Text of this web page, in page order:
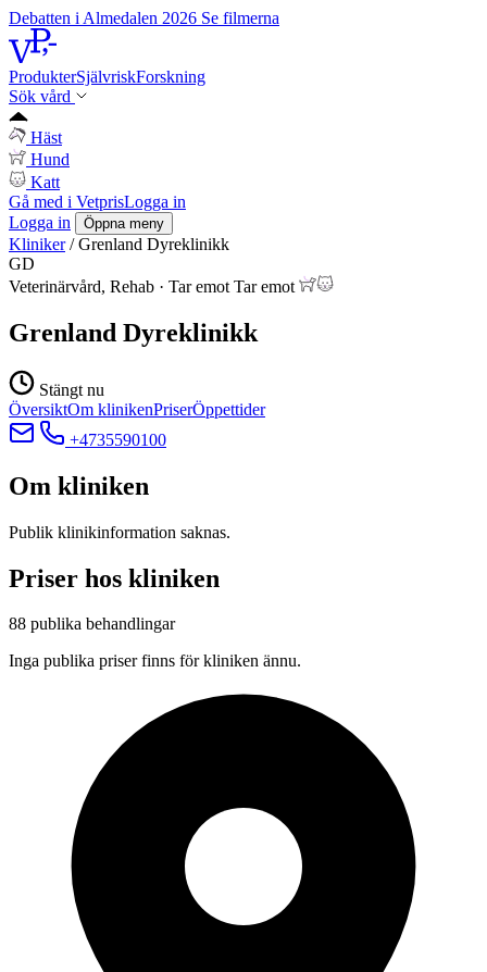
Debatten i Almedalen 2026 Se filmerna
ProdukterSjälvriskForskning
Sök vård
Häst
Hund
Katt
Gå med i VetprisLogga in
Logga in
Öppna meny
Kliniker / Grenland Dyreklinikk
GD
Veterinärvård, Rehab · Tar emot Tar emot
Grenland Dyreklinikk
Stängt nu
ÖversiktOm klinikenPriserÖppettider
+4735590100
Om kliniken
Publik klinikinformation saknas.
Priser hos kliniken
88 publika behandlingar
Inga publika priser finns för kliniken ännu.